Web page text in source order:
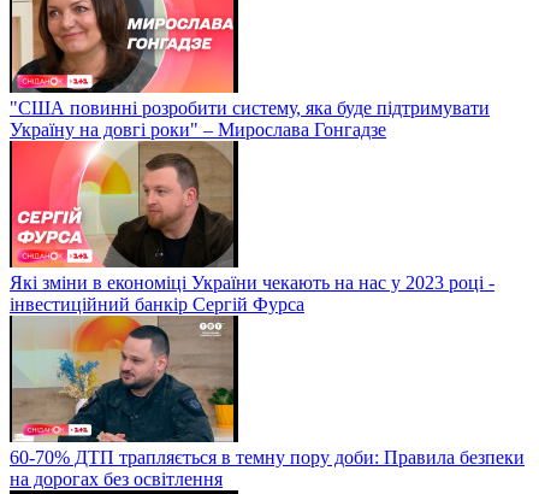
"США повинні розробити систему, яка буде підтримувати
Україну на довгі роки" – Мирослава Гонгадзе
Які зміни в економіці України чекають на нас у 2023 році -
інвестиційний банкір Сергій Фурса
60-70% ДТП трапляється в темну пору доби: Правила безпеки
на дорогах без освітлення